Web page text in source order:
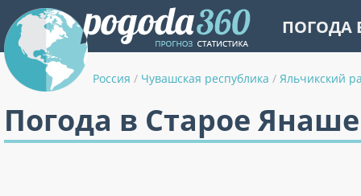
ПОГОДА
Россия / Чувашская республика / Яльчикский
Погода в Старое